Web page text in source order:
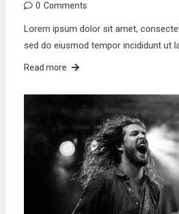
0 Comments
Lorem ipsum dolor sit amet,
sed do eiusmod tempor incididunt ut
Read more